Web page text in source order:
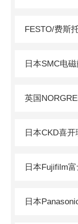
FESTO/费斯
日本SMC电
英国
日本CKD喜开
日本Fujifilm
日本